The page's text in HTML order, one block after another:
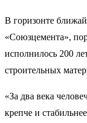
В горизонте
«Союзцемента»,
исполнилось 200
строительных
«За два века
крепче и